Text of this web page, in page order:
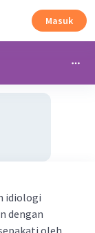
Masuk
idiologi
dengan
oleh